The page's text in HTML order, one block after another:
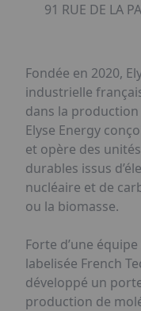
91 RUE DE LA
Fondée en 2020,
industrielle
dans la
Elyse Energy
et opère des
durables issus
nucléaire et de
ou la biomasse.
Forte d’une
labelisée French
développé un
production de